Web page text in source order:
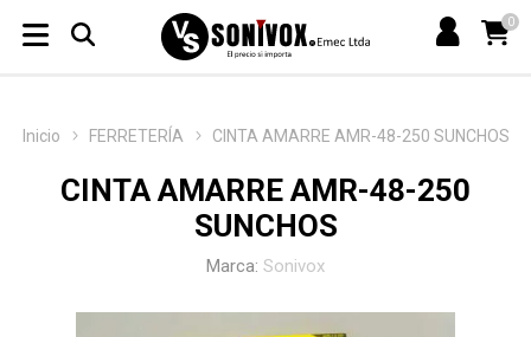
0
Inicio FERRETERÍA CINTA AMARRE AMR-48-250 SUNCHOS
CINTA AMARRE AMR-48-250
SUNCHOS
Marca: Sonivox